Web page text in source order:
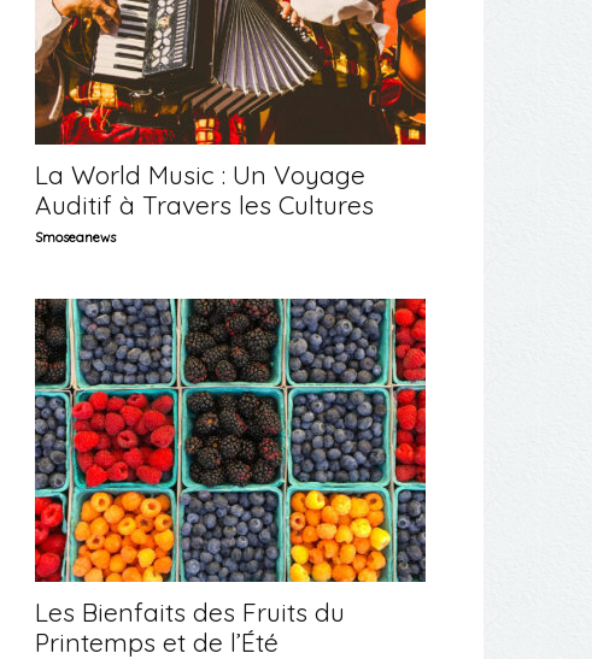
La World Music : Un Voyage
Auditif à Travers les Cultures
Smoseanews
Les Bienfaits des Fruits du
Printemps et de l’Été